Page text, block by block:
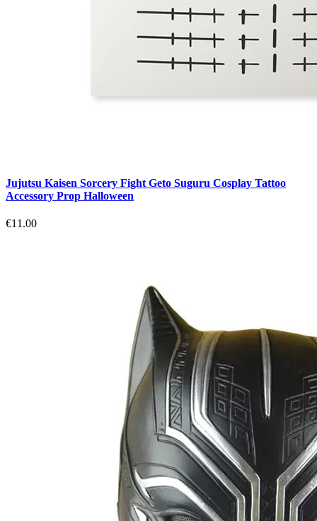
Jujutsu Kaisen Sorcery Fight Geto Suguru Cosplay Tattoo
Accessory Prop Halloween
€11.00